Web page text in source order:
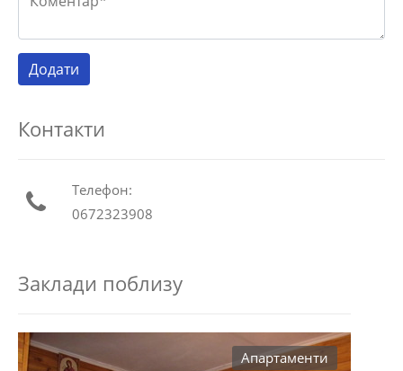
Контакти
Телефон:
0672323908
Заклади поблизу
Aпартаменти